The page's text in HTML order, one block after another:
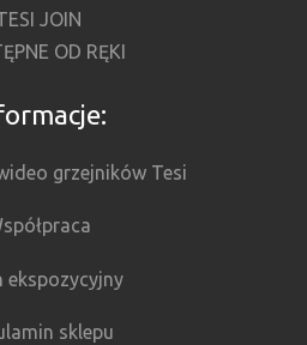
JOIN
OD RĘKI
grzejników Tesi
ekspozycyjny
sklepu